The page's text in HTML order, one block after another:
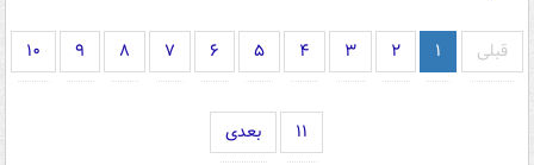
قبلی ۱ ۲ ۳ ۴ ۵ ۶ ۷ ۸ ۹ ۱۰
۱۱ بعدی